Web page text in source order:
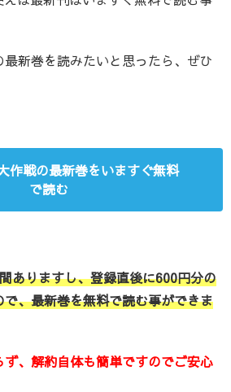
新巻を読みたいと思ったら、ぜひ
作戦の最新巻をいますぐ無料
で読む
ありますし、登録直後に600円分の
、最新巻を無料で読む事ができま
、解約自体も簡単ですのでご安心